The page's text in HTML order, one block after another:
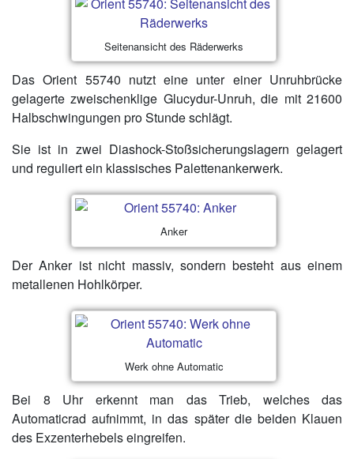
Seitenansicht des Räderwerks
Das Orient 55740 nutzt eine unter einer Unruhbrücke
gelagerte zweischenklige Glucydur-Unruh, die mit 21600
Halbschwingungen pro Stunde schlägt.
Sie ist in zwei Diashock-Stoßsicherungslagern gelagert
und reguliert ein klassisches Palettenankerwerk.
Anker
Der Anker ist nicht massiv, sondern besteht aus einem
metallenen Hohlkörper.
Werk ohne Automatic
Bei 8 Uhr erkennt man das Trieb, welches das
Automaticrad aufnimmt, in das später die beiden Klauen
des Exzenterhebels eingreifen.